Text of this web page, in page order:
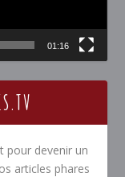
01:16
pour devenir un
articles phares